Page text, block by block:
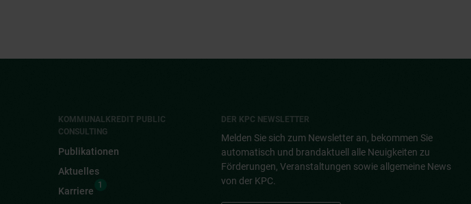
KOMMUNALKREDIT PUBLIC
CONSULTING
Publikationen
Aktuelles
Karriere
1
DER KPC NEWSLETTER
Melden Sie sich zum Newsletter an, bekommen Sie
automatisch und brandaktuell alle Neuigkeiten zu
Förderungen, Veranstaltungen sowie allgemeine News
von der KPC.